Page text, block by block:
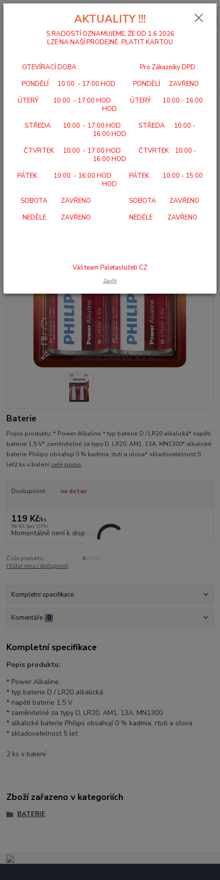
0,00 Kč
Úvod BATERIE PHILIPS LR20P2B/10
PHILIPS LR20P2B/10
Baterie
Popis produktu: * Power Alkaline * typ baterie D / LR20 alkalická* napětí
baterie 1,5 V* zaměnitelné za typy D, LR20, AM1, 13A, MN1300* alkalické
baterie Philips obsahují 0 % kadmia, rtuti a olova* skladovatelnost 5
let2 ks v balení celý popis
Dostupnost na dotaz
119 Kč/ks
98 Kč bez DPH
Momentálně není k dispozici
Číslo produktu:
00890
Hlídat cenu / dostupnost
Kompletní specifikace
Komentáře 0
Kompletní specifikace
Popis produktu:
* Power Alkaline
* typ baterie D / LR20 alkalická
* napětí baterie 1,5 V
* zaměnitelné za typy D, LR20, AM1, 13A, MN1300
* alkalické baterie Philips obsahují 0 % kadmia, rtuti a olova
* skladovatelnost 5 let
2 ks v balení
Zboží zařazeno v kategoriích
BATERIE
AKTUALITY !!!
S RADOSTÍ OZNAMUJEME, ŽE OD 1.6.2026
LZE NA NAŠÍ PRODEJNĚ PLATIT KARTOU
OTEVÍRACÍ DOBA : Pro Zákazníky DPD :
PONDĚLÍ 10:00 - 17:00 HOD PONDĚLÍ ZAVŘENO
ÚTERÝ 10:00 - 17:00 HOD ÚTERÝ 10:00 - 16:00
HOD
STŘEDA 10:00 - 17:00 HOD STŘEDA 10:00 -
16:00 HOD
ČTVRTEK 10:00 - 17:00 HOD ČTVRTEK 10:00 -
16:00 HOD
PÁTEK 10:00 - 16:00 HOD PÁTEK 10:00 - 15:00
HOD
SOBOTA ZAVŘENO SOBOTA ZAVŘENO
NEDĚLE ZAVŘENO NEDĚLE ZAVŘENO
Váš team Paletaslužeb.CZ
Zavřít